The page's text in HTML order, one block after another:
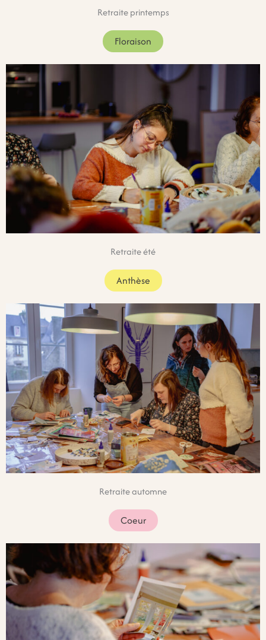
Retraite printemps
Floraison
Retraite été
Anthèse
Retraite automne
Coeur